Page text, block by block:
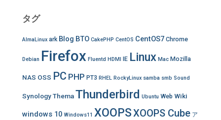
タグ
AlmaLinux ark Blog BTO CakePHP CentOS CentOS7 Chrome
Debian Firefox Fluentd HDMI IE Linux Mac Mozilla
NAS OSS PC PHP PT3 RHEL RockyLinux samba smb Sound
SynologyThemaThunderbird Ubuntu Web Wiki
windows 10 Windows11 XOOPSXOOPS Cube ア